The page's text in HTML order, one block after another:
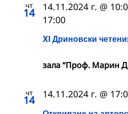
чт
14
XI Дриновски
14.11.2024 г. @
17:00
зала “Проф. Марин
чт
14 14.11.2024 г. @